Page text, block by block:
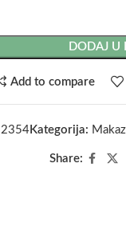
DODAJ U
Add to compare
2354 Kategorija:
Share: